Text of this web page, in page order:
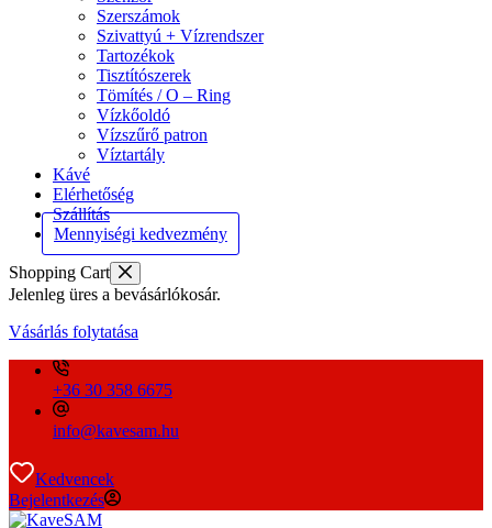
Szerszámok
Szivattyú + Vízrendszer
Tartozékok
Tisztítószerek
Tömítés / O – Ring
Vízkőoldó
Vízszűrő patron
Víztartály
Kávé
Elérhetőség
Szállítás
Mennyiségi kedvezmény
Shopping Cart
Jelenleg üres a bevásárlókosár.
Vásárlás folytatása
+36 30 358 6675
info@kavesam.hu
Kedvencek
Bejelentkezés